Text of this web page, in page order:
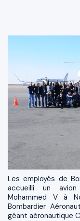
Les employés de Bombardier Aéronautique au Maroc ont
accueilli un
Mohammed V à
Bombardier
géant aéronautique